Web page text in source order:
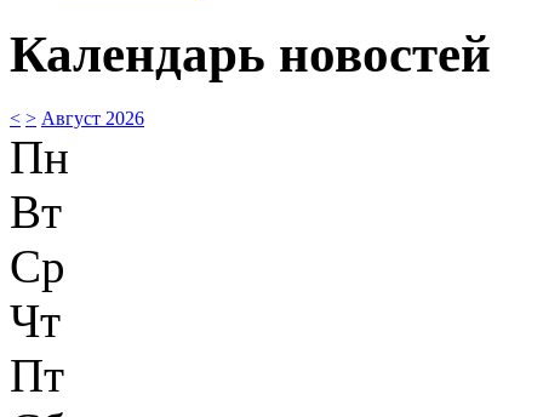
Календарь новостей
< > Август 2026
Пн
Вт
Ср
Чт
Пт